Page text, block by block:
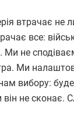
втрачає не
все:
не
Ми
вибору:
не сконає.